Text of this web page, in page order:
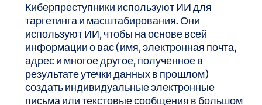
Киберпреступники используют ИИ для
таргетинга и масштабирования. Они
используют ИИ, чтобы на основе всей
информации о вас (имя, электронная почта,
адрес и многое другое, полученное в
результате утечки данных в прошлом)
создать индивидуальные электронные
письма или текстовые сообщения в большом